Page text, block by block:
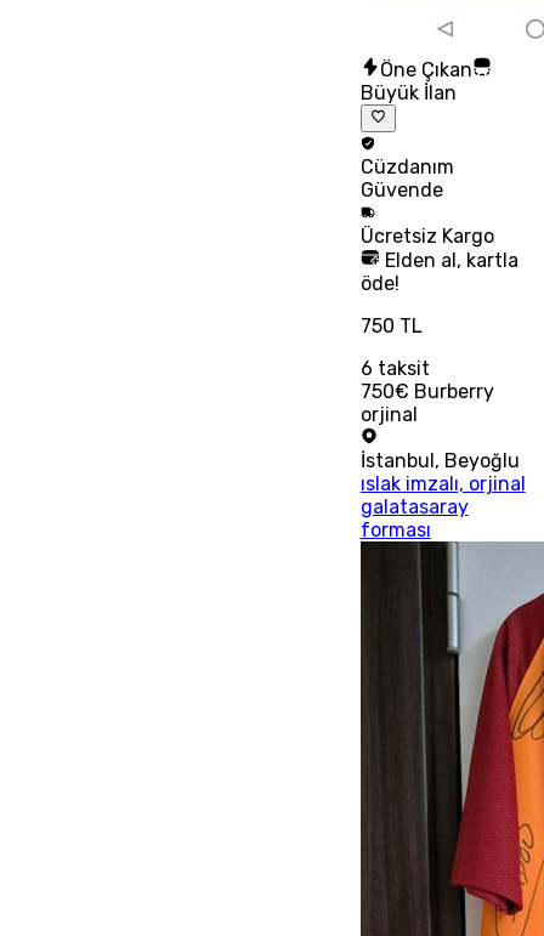
Öne Çıkan
Büyük İlan
Cüzdanım
Güvende
Ücretsiz Kargo
Elden al, kartla
öde!
750 TL
6 taksit
750€ Burberry
orjinal
İstanbul, Beyoğlu
ıslak imzalı, orjinal
galatasaray
forması